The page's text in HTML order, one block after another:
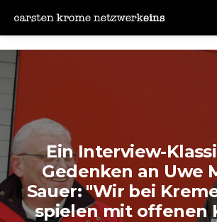
Ein Interview-
Gedenken an Uwe
Sauer: "Wir bei
spielen mit offenen